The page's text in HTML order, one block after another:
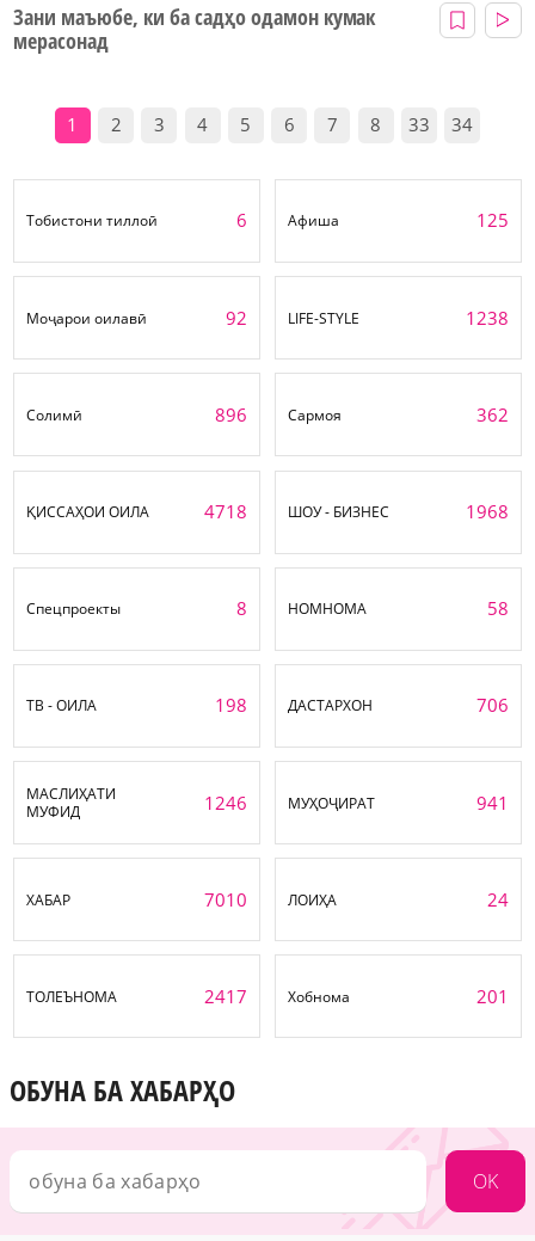
Зани маъюбе, ки ба садҳо одамон кумак
мерасонад
1 2 3 4 5 6 7 8 33 34
Тобистони тиллоӣ 6 Афиша 125
Моҷарои оилавӣ 92 LIFE-STYLE 1238
Солимӣ 896 Сармоя 362
ҚИССАҲОИ ОИЛА 4718 ШОУ - БИЗНЕС 1968
Спецпроекты 8 НОМНОМА 58
ТВ - ОИЛА 198 ДАСТАРХОН 706
МАСЛИҲАТИ
МУФИД
1246 МУҲОҶИРАТ 941
ХАБАР 7010 ЛОИҲА 24
ТОЛЕЪНОМА 2417 Хобнома 201
ОБУНА БА ХАБАРҲО
OK